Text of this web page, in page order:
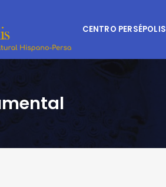
CENTRO PERSÉPOLIS